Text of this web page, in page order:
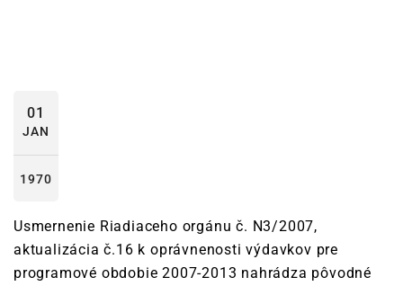
01
JAN
1970
Usmernenie Riadiaceho orgánu č. N3/2007,
aktualizácia č.16 k oprávnenosti výdavkov pre
programové obdobie 2007-2013 nahrádza pôvodné